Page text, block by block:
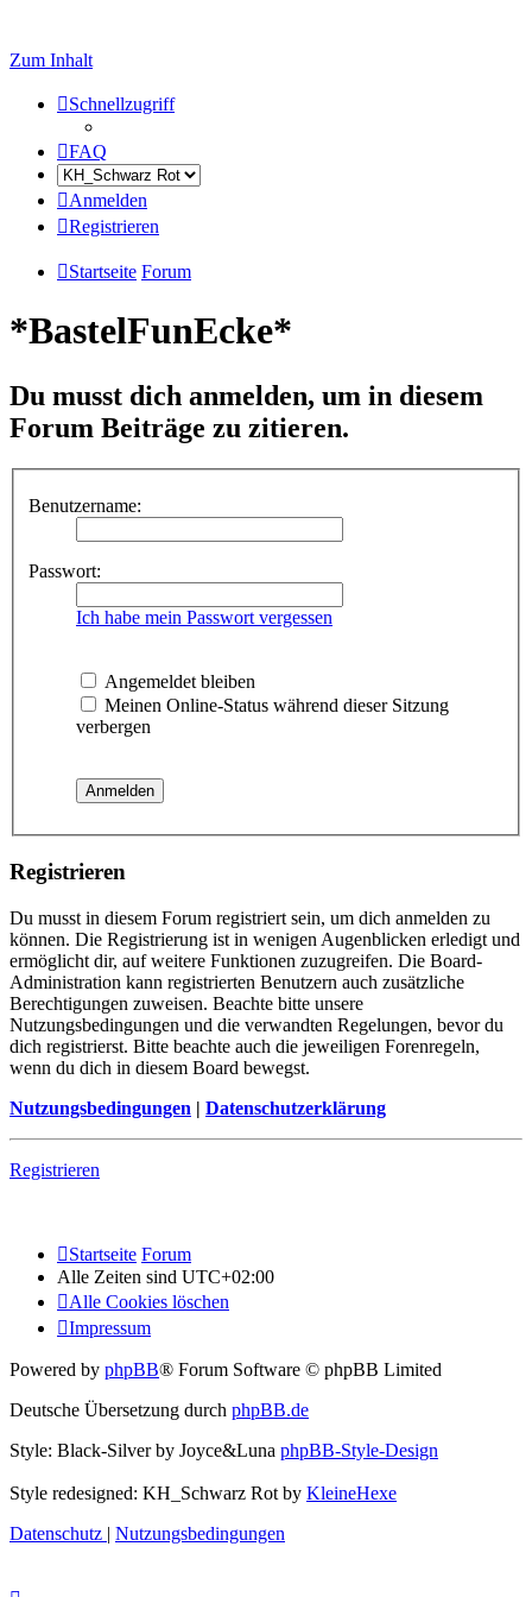
Zum Inhalt
Schnellzugriff
FAQ
Anmelden
Registrieren
Startseite Forum
*BastelFunEcke*
Du musst dich anmelden, um in diesem
Forum Beiträge zu zitieren.
Benutzername:
Passwort:
Ich habe mein Passwort vergessen
Angemeldet bleiben
Meinen Online-Status während dieser Sitzung
verbergen
Registrieren
Du musst in diesem Forum registriert sein, um dich anmelden zu
können. Die Registrierung ist in wenigen Augenblicken erledigt und
ermöglicht dir, auf weitere Funktionen zuzugreifen. Die Board-
Administration kann registrierten Benutzern auch zusätzliche
Berechtigungen zuweisen. Beachte bitte unsere
Nutzungsbedingungen und die verwandten Regelungen, bevor du
dich registrierst. Bitte beachte auch die jeweiligen Forenregeln,
wenn du dich in diesem Board bewegst.
Nutzungsbedingungen | Datenschutzerklärung
Registrieren
Startseite Forum
Alle Zeiten sind UTC+02:00
Alle Cookies löschen
Impressum
Powered by phpBB® Forum Software © phpBB Limited
Deutsche Übersetzung durch phpBB.de
Style: Black-Silver by Joyce&Luna phpBB-Style-Design
Style redesigned: KH_Schwarz Rot by KleineHexe
Datenschutz | Nutzungsbedingungen